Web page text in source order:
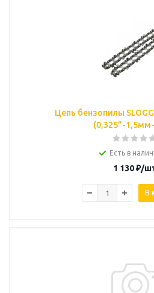
Цепь бензопилы
(0,325"-
Есть в
1 130₽/
В